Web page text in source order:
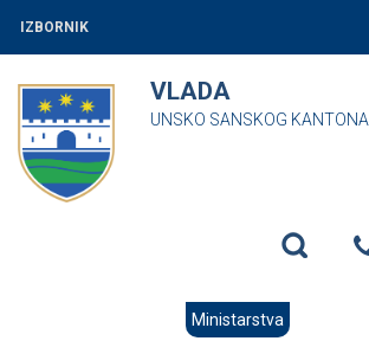
IZBORNIK
VLADA
UNSKO SANSKOG KANTONA
Ministarstva